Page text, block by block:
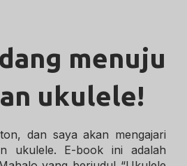
menuju
ukulele!
dan saya akan mengajari
ukulele. E-book ini adalah